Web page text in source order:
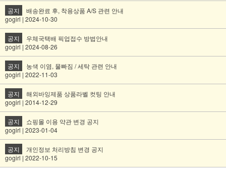
공지
배송완료 후, 착용상품 A/S 관련 안내
gogirl | 2024-10-30
공지
우체국택배 픽업접수 방법안내
gogirl | 2024-08-26
공지
농색 이염, 물빠짐 / 세탁 관련 안내
gogirl | 2022-11-03
공지
해외바잉제품 상품라벨 컷팅 안내
gogirl | 2014-12-29
공지
쇼핑몰 이용 약관 변경 공지
gogirl | 2023-01-04
공지
개인정보 처리방침 변경 공지
gogirl | 2022-10-15